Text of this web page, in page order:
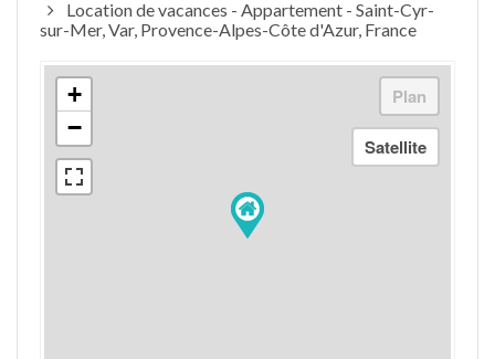
Location de vacances - Appartement - Saint-Cyr-
sur-Mer, Var, Provence-Alpes-Côte d'Azur, France
+
−